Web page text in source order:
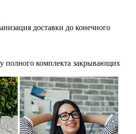
доставки до конечного
полного комплекта закрывающих